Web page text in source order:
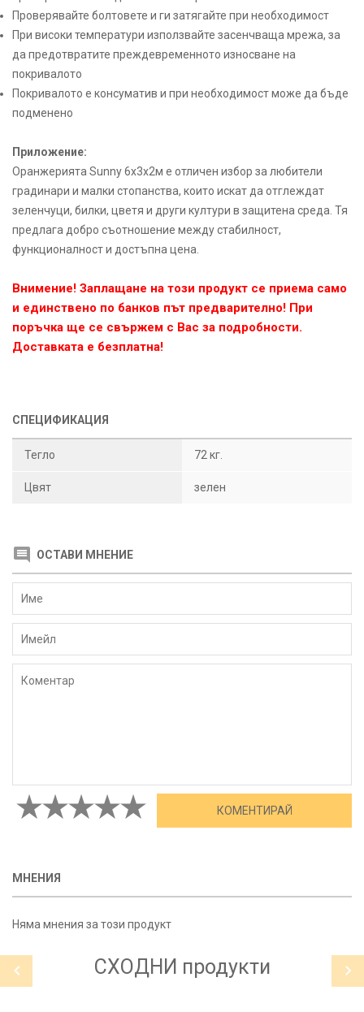
Проверявайте болтовете и ги затягайте при необходимост
При високи температури използвайте засенчваща мрежа, за
да предотвратите преждевременното износване на
покривалото
Покривалото е консуматив и при необходимост може да бъде
подменено
Приложение:
Оранжерията Sunny 6х3х2м е отличен избор за любители
градинари и малки стопанства, които искат да отглеждат
зеленчуци, билки, цветя и други култури в защитена среда. Тя
предлага добро съотношение между стабилност,
функционалност и достъпна цена.
Внимение! Заплащане на този продукт се приема само
и единствено по банков път предварително! При
поръчка ще се свържем с Вас за подробности.
Доставката е безплатна!
СПЕЦИФИКАЦИЯ
Тегло 72 кг.
Цвят зелен
ОСТАВИ МНЕНИЕ
МНЕНИЯ
Няма мнения за този продукт
СХОДНИ продукти